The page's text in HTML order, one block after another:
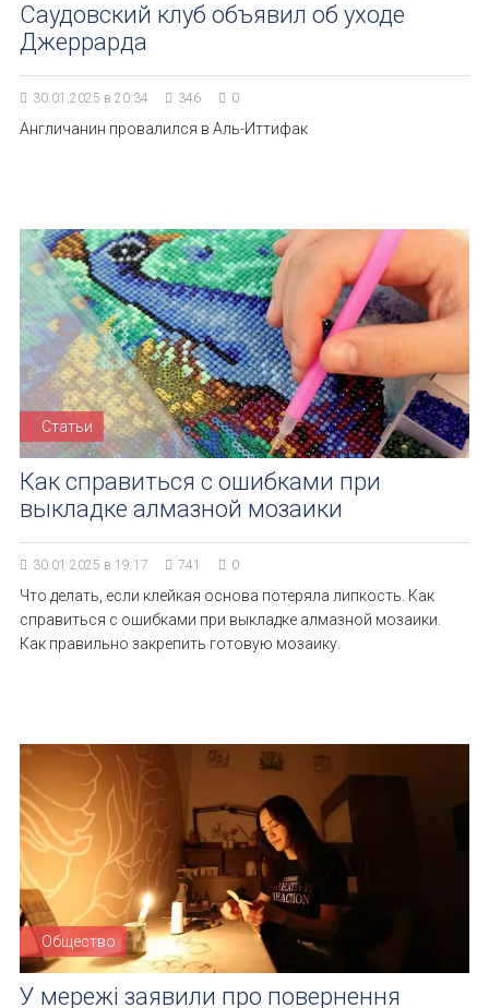
Саудовский клуб объявил об уходе
Джеррарда
30.01.2025 в 20:34 346 0
Англичанин провалился в Аль-Иттифак
Статьи
Как справиться с ошибками при
выкладке алмазной мозаики
30.01.2025 в 19:17 741 0
Что делать, если клейкая основа потеряла липкость. Как
справиться с ошибками при выкладке алмазной мозаики.
Как правильно закрепить готовую мозаику.
Общество
У мережі заявили про повернення